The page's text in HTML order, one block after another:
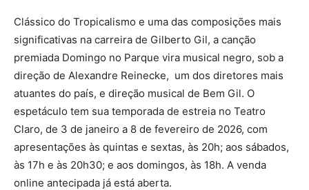
Clássico do Tropicalismo e uma das composições mais
significativas na carreira de Gilberto Gil, a canção
premiada Domingo no Parque vira musical negro, sob a
direção de Alexandre Reinecke, um dos diretores mais
atuantes do país, e direção musical de Bem Gil. O
espetáculo tem sua temporada de estreia no Teatro
Claro, de 3 de janeiro a 8 de fevereiro de 2026, com
apresentações às quintas e sextas, às 20h; aos sábados,
às 17h e às 20h30; e aos domingos, às 18h. A venda
online antecipada já está aberta.